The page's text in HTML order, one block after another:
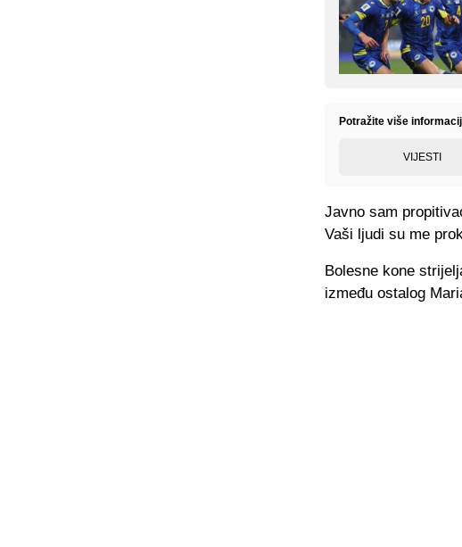
Potražite više
VIJESTI
Javno sam
Vaši ljudi su me
Bolesne kone
između ostalog